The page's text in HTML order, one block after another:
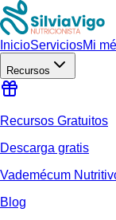
InicioServiciosMi
Recursos
Recursos Gratuitos
Descarga gratis
Vademécum
Blog